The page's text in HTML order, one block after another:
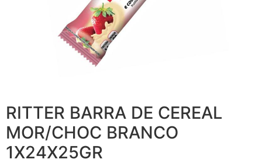
RITTER BARRA DE CEREAL
MOR/CHOC BRANCO
1X24X25GR